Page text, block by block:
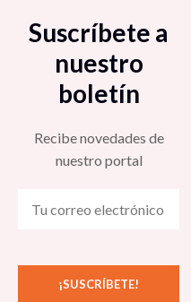
Suscríbete a
nuestro
boletín
Recibe novedades de
nuestro portal